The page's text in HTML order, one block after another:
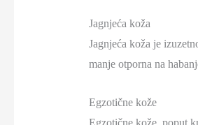
Jagnjeća koža
Jagnjeća koža je
manje otporna na
Egzotične kože
Egzotične kože, poput